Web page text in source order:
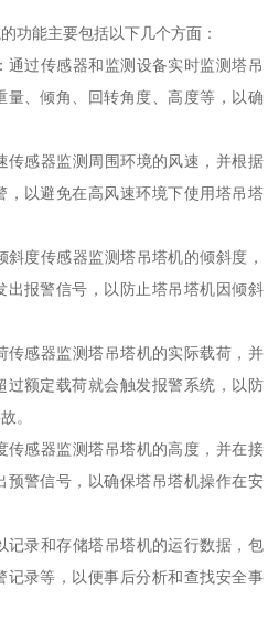
功能主要包括以下几个方面：
通过传感器和监测设备实时监测塔吊
量、倾角、回转角度、高度等，以确
传感器监测周围环境的风速，并根据
，以避免在高风速环境下使用塔吊塔
度传感器监测塔吊塔机的倾斜度，
出报警信号，以防止塔吊塔机因倾斜
传感器监测塔吊塔机的实际载荷，并
过额定载荷就会触发报警系统，以防
。
传感器监测塔吊塔机的高度，并在接
预警信号，以确保塔吊塔机操作在安
记录和存储塔吊塔机的运行数据，包
记录等，以便事后分析和查找安全事